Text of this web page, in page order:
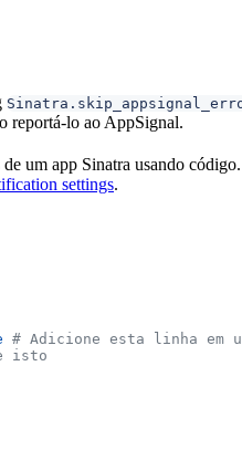
reportá-lo ao AppSignal.
um app Sinatra usando
settings.
# Adicione esta linha em
isto